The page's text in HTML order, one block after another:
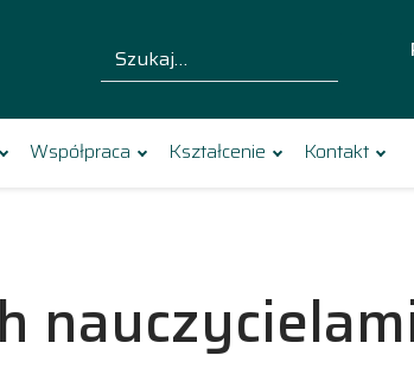
Szukaj dla:
Współpraca Kształcenie Kontakt